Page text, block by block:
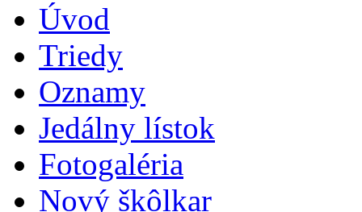
Úvod
Triedy
Oznamy
Jedálny lístok
Fotogaléria
Nový škôlkar